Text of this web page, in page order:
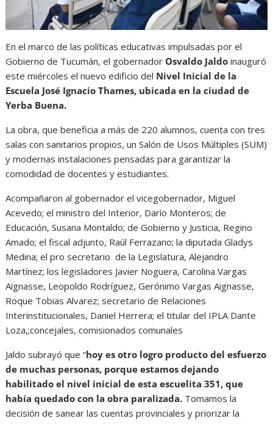
En el marco de las políticas educativas impulsadas por el
Gobierno de Tucumán, el gobernador Osvaldo Jaldo inauguró
este miércoles el nuevo edificio del Nivel Inicial de la
Escuela José Ignacio Thames, ubicada en la ciudad de
Yerba Buena.
La obra, que beneficia a más de 220 alumnos, cuenta con tres
salas con sanitarios propios, un Salón de Usos Múltiples (SUM)
y modernas instalaciones pensadas para garantizar la
comodidad de docentes y estudiantes.
Acompañaron al gobernador el vicegobernador, Miguel
Acevedo; el ministro del Interior, Darío Monteros; de
Educación, Susana Montaldo; de Gobierno y Justicia, Regino
Amado; el fiscal adjunto, Raúl Ferrazano; la diputada Gladys
Medina; el pro secretario de la Legislatura, Alejandro
Martínez; los legisladores Javier Noguera, Carolina Vargas
Aignasse, Leopoldo Rodríguez, Gerónimo Vargas Aignasse,
Roque Tobias Alvarez; secretario de Relaciones
Interinstitucionales, Daniel Herrera; el titular del IPLA Dante
Loza,;concejales, comisionados comunales
Jaldo subrayó que “hoy es otro logro producto del esfuerzo
de muchas personas, porque estamos dejando
habilitado el nivel inicial de esta escuelita 351, que
había quedado con la obra paralizada. Tomamos la
decisión de sanear las cuentas provinciales y priorizar la